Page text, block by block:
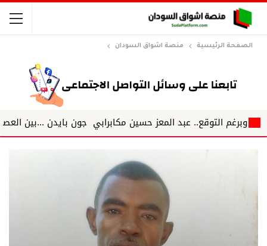
الصفحة الرئيسية منصة اشواق السودان
عبد المعز حسين مكابرابي جون بايدن ...بين العصيان